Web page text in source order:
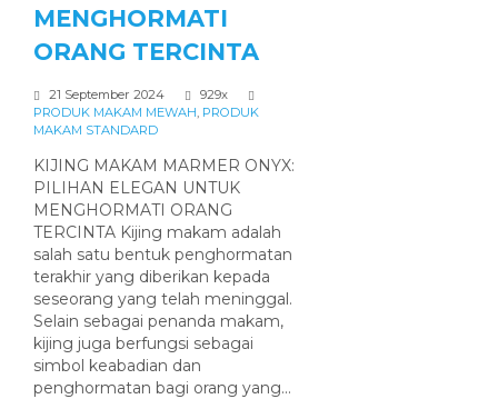
MENGHORMATI
ORANG TERCINTA
21 September 2024
929x
PRODUK MAKAM MEWAH, PRODUK
MAKAM STANDARD
KIJING MAKAM MARMER ONYX:
PILIHAN ELEGAN UNTUK
MENGHORMATI ORANG
TERCINTA Kijing makam adalah
salah satu bentuk penghormatan
terakhir yang diberikan kepada
seseorang yang telah meninggal.
Selain sebagai penanda makam,
kijing juga berfungsi sebagai
simbol keabadian dan
penghormatan bagi orang yang...